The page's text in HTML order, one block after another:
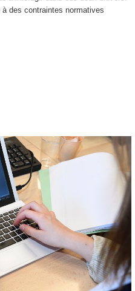
des contraintes normatives